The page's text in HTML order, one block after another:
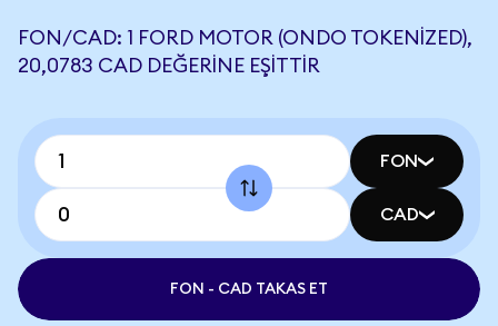
FON/CAD: 1 FORD MOTOR (ONDO TOKENIZED),
20,0783 CAD DEĞERINE EŞITTIR
FON
CAD
FON - CAD TAKAS ET